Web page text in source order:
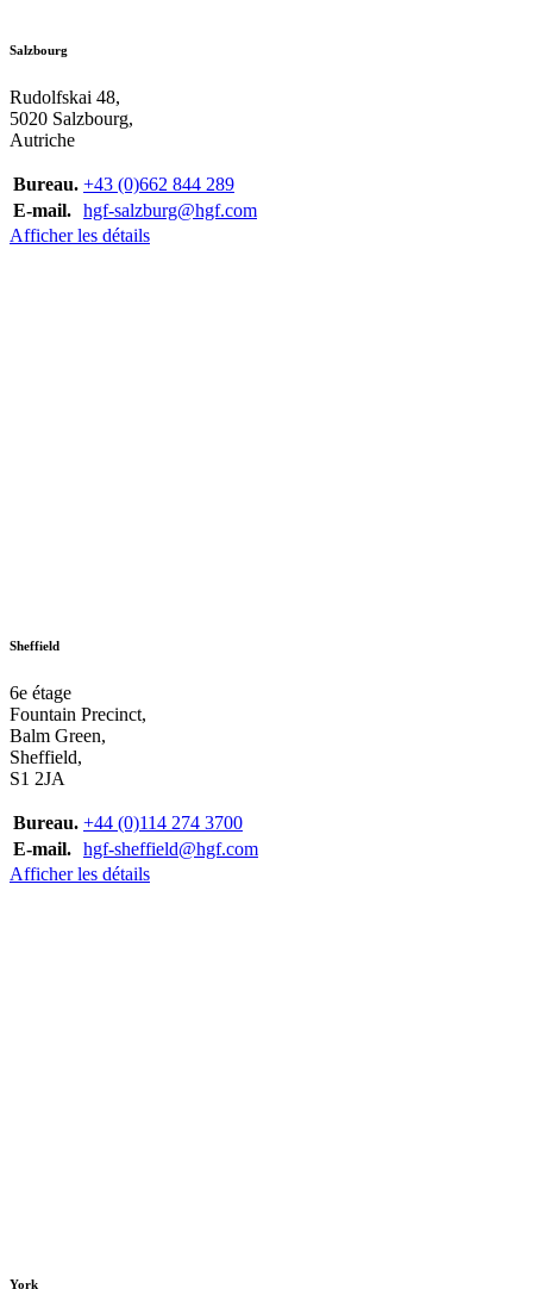
Salzbourg
Rudolfskai 48,
5020 Salzbourg,
Autriche
Bureau. +43 (0)662 844 289
E-mail. hgf-salzburg@hgf.com
Afficher les détails
Sheffield
6e étage
Fountain Precinct,
Balm Green,
Sheffield,
S1 2JA
Bureau. +44 (0)114 274 3700
E-mail. hgf-sheffield@hgf.com
Afficher les détails
York